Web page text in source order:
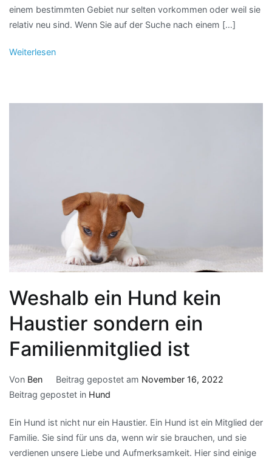
einem bestimmten Gebiet nur selten vorkommen oder weil sie
relativ neu sind. Wenn Sie auf der Suche nach einem […]
Weiterlesen
Weshalb ein Hund kein
Haustier sondern ein
Familienmitglied ist
Von Ben Beitrag gepostet am November 16, 2022
Beitrag gepostet in Hund
Ein Hund ist nicht nur ein Haustier. Ein Hund ist ein Mitglied der
Familie. Sie sind für uns da, wenn wir sie brauchen, und sie
verdienen unsere Liebe und Aufmerksamkeit. Hier sind einige